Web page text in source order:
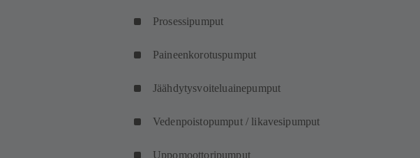
Prosessipumput
Paineenkorotuspumput
Jäähdytysvoiteluainepumput
Vedenpoistopumput / likavesipumput
Uppomoottoripumput